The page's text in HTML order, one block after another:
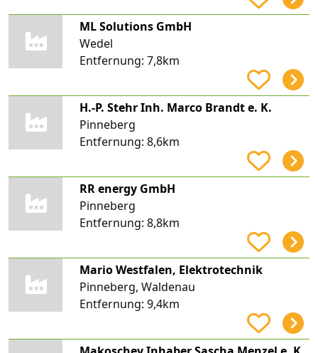
ML Solutions GmbH
Wedel
Entfernung: 7,8km
H.-P. Stehr Inh. Marco Brandt e. K.
Pinneberg
Entfernung: 8,6km
RR energy GmbH
Pinneberg
Entfernung: 8,8km
Mario Westfalen, Elektrotechnik
Pinneberg, Waldenau
Entfernung: 9,4km